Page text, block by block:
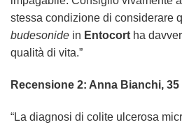
stessa condizione di considerare
budesonide in Entocort ha
qualità di vita.”
Recensione 2: Anna Bianchi,
“La diagnosi di colite ulcerosa